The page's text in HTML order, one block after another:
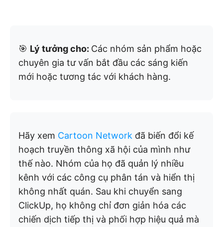
🎯 Lý tưởng cho: Các nhóm sản phẩm hoặc
chuyên gia tư vấn bắt đầu các sáng kiến
mới hoặc tương tác với khách hàng.
Hãy xem Cartoon Network đã biến đổi kế
hoạch truyền thông xã hội của mình như
thế nào. Nhóm của họ đã quản lý nhiều
kênh với các công cụ phân tán và hiển thị
không nhất quán. Sau khi chuyển sang
ClickUp, họ không chỉ đơn giản hóa các
chiến dịch tiếp thị và phối hợp hiệu quả mà